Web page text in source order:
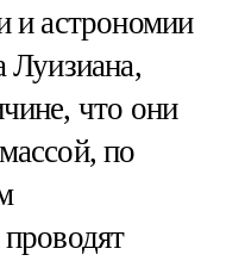
и астрономии
Луизиана,
что они
по